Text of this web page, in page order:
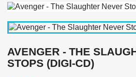
AVENGER - THE
STOPS (DIGI-CD)